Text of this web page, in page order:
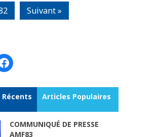
Suivant »
Articles Populaires
COMMUNIQUÉ DE PRESSE
AMF83